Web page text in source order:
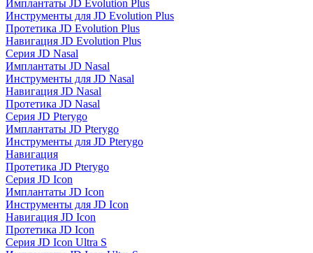
Имплантаты JD Evolution Plus
Инструменты для JD Evolution Plus
Протетика JD Evolution Plus
Навигация JD Evolution Plus
Серия JD Nasal
Имплантаты JD Nasal
Инструменты для JD Nasal
Навигация JD Nasal
Протетика JD Nasal
Серия JD Pterygo
Имплантаты JD Pterygo
Инструменты для JD Pterygo
Навигация
Протетика JD Pterygo
Серия JD Icon
Имплантаты JD Icon
Инструменты для JD Icon
Навигация JD Icon
Протетика JD Icon
Серия JD Icon Ultra S